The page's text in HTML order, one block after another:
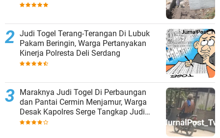
Judi Togel Terang-Terangan Di Lubuk
Pakam Beringin, Warga Pertanyakan
Kinerja Polresta Deli Serdang
Maraknya Judi Togel Di Perbaungan
dan Pantai Cermin Menjamur, Warga
Desak Kapolres Serge Tangkap Judi
Togel